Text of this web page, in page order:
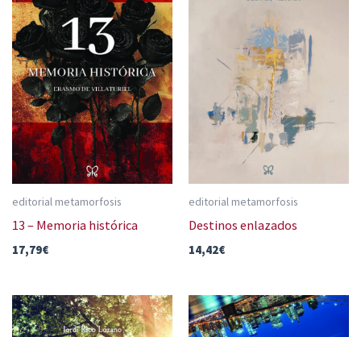
editorial metamorfosis
13 – Memoria histórica
17,79€
editorial metamorfosis
Destinos enlazados
14,42€